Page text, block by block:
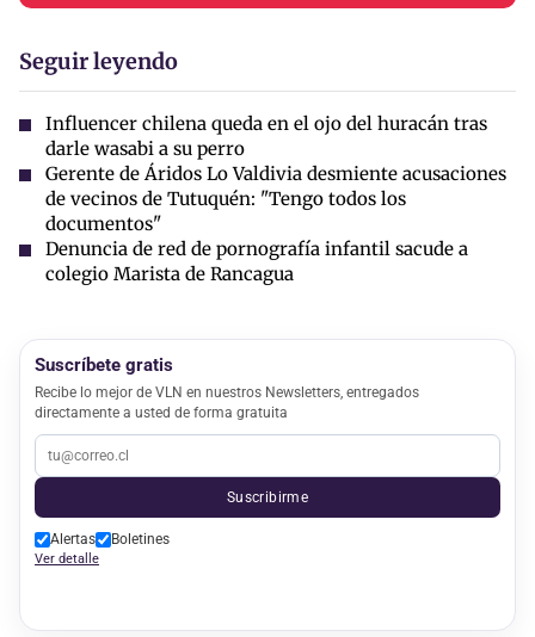
Seguir leyendo
Influencer chilena queda en el ojo del huracán tras
darle wasabi a su perro
Gerente de Áridos Lo Valdivia desmiente acusaciones
de vecinos de Tutuquén: "Tengo todos los
documentos"
Denuncia de red de pornografía infantil sacude a
colegio Marista de Rancagua
Suscríbete gratis
Recibe lo mejor de VLN en nuestros Newsletters, entregados
directamente a usted de forma gratuita
Suscribirme
Alertas Boletines
Ver detalle